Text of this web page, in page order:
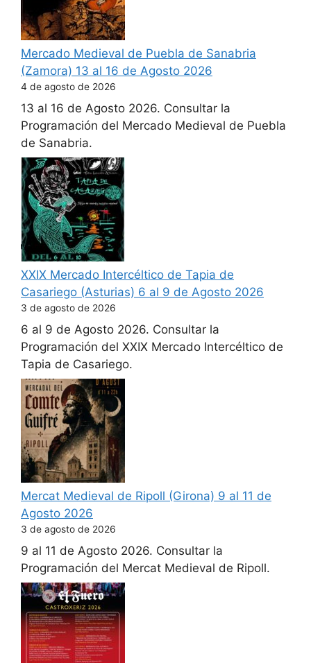
Mercado Medieval de Puebla de Sanabria
(Zamora) 13 al 16 de Agosto 2026
4 de agosto de 2026
13 al 16 de Agosto 2026. Consultar la
Programación del Mercado Medieval de Puebla
de Sanabria.
XXIX Mercado Intercéltico de Tapia de
Casariego (Asturias) 6 al 9 de Agosto 2026
3 de agosto de 2026
6 al 9 de Agosto 2026. Consultar la
Programación del XXIX Mercado Intercéltico de
Tapia de Casariego.
Mercat Medieval de Ripoll (Girona) 9 al 11 de
Agosto 2026
3 de agosto de 2026
9 al 11 de Agosto 2026. Consultar la
Programación del Mercat Medieval de Ripoll.